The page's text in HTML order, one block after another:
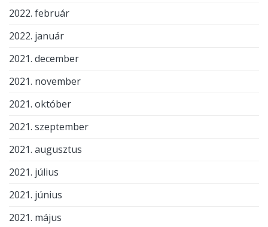
2022. február
2022. január
2021. december
2021. november
2021. október
2021. szeptember
2021. augusztus
2021. július
2021. június
2021. május